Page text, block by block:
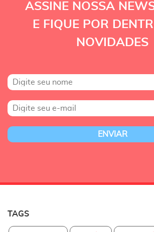
ASSINE NOSSA
E FIQUE POR
NOVIDADES
TAGS